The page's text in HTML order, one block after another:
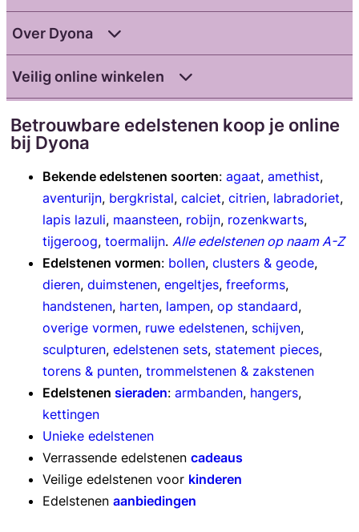
Over Dyona
Veilig online winkelen
Betrouwbare edelstenen koop je online
bij Dyona
Bekende edelstenen soorten: agaat, amethist,
aventurijn, bergkristal, calciet, citrien, labradoriet,
lapis lazuli, maansteen, robijn, rozenkwarts,
tijgeroog, toermalijn. Alle edelstenen op naam A-Z
Edelstenen vormen: bollen, clusters & geode,
dieren, duimstenen, engeltjes, freeforms,
handstenen, harten, lampen, op standaard,
overige vormen, ruwe edelstenen, schijven,
sculpturen, edelstenen sets, statement pieces,
torens & punten, trommelstenen & zakstenen
Edelstenen sieraden: armbanden, hangers,
kettingen
Unieke edelstenen
Verrassende edelstenen cadeaus
Veilige edelstenen voor kinderen
Edelstenen aanbiedingen